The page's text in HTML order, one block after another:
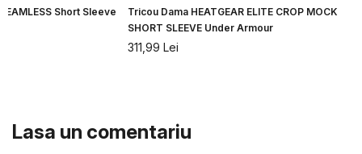
Short Sleeve
Tricou Dama HEATGEAR ELITE CROP MOCK
SHORT SLEEVE Under Armour
311,99 Lei
Lasa un comentariu